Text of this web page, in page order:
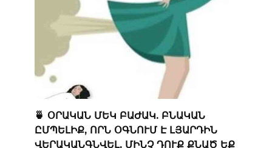
🍵 ՕՐԱԿԱՆ ՄԵԿ ԲԱԺԱԿ. ԲՆԱԿԱՆ
ԸՄՊԵԼԻՔ, ՈՐՆ ՕԳՆՈՒՄ Է ԼՅԱՐԴԻՆ
ՎԵՐԱԿԱՆԳՆՎԵԼ, ՄԻՆՉ ԴՈՒՔ ՔՆԱԾ ԵՔ